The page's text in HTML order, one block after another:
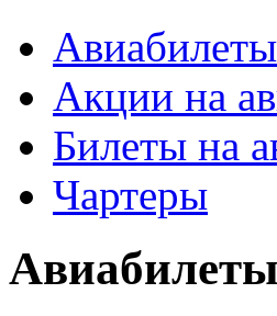
Акции на
Билеты на
Чартеры